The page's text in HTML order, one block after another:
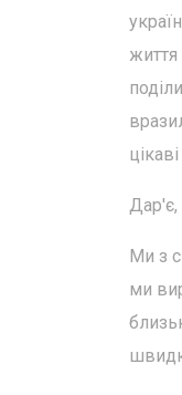
життя
Дар'є,
Ми з
ми